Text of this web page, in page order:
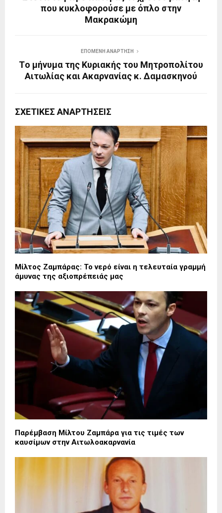
που κυκλοφορούσε με όπλο στην
Μακρακώμη
ΕΠΌΜΕΝΗ ΑΝΆΡΤΗΣΗ
Tο μήνυμα της Κυριακής του Μητροπολίτου
Αιτωλίας και Ακαρνανίας κ. Δαμασκηνού
ΣΧΕΤΙΚΈΣ ΑΝΑΡΤΉΣΕΙΣ
Μίλτος Ζαμπάρας: Το νερό είναι η τελευταία γραμμή
άμυνας της αξιοπρέπειάς μας
Παρέμβαση Μίλτου Ζαμπάρα για τις τιμές των
καυσίμων στην Αιτωλοακαρνανία